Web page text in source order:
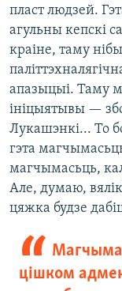
пласт людзей.
агульны кепскі
краіне, таму
апазыцыі. Таму
ініцыятывы —
Лукашэнкі... То
гэта
магчымасьць,
Але, думаю,
цяжка будзе
цішком